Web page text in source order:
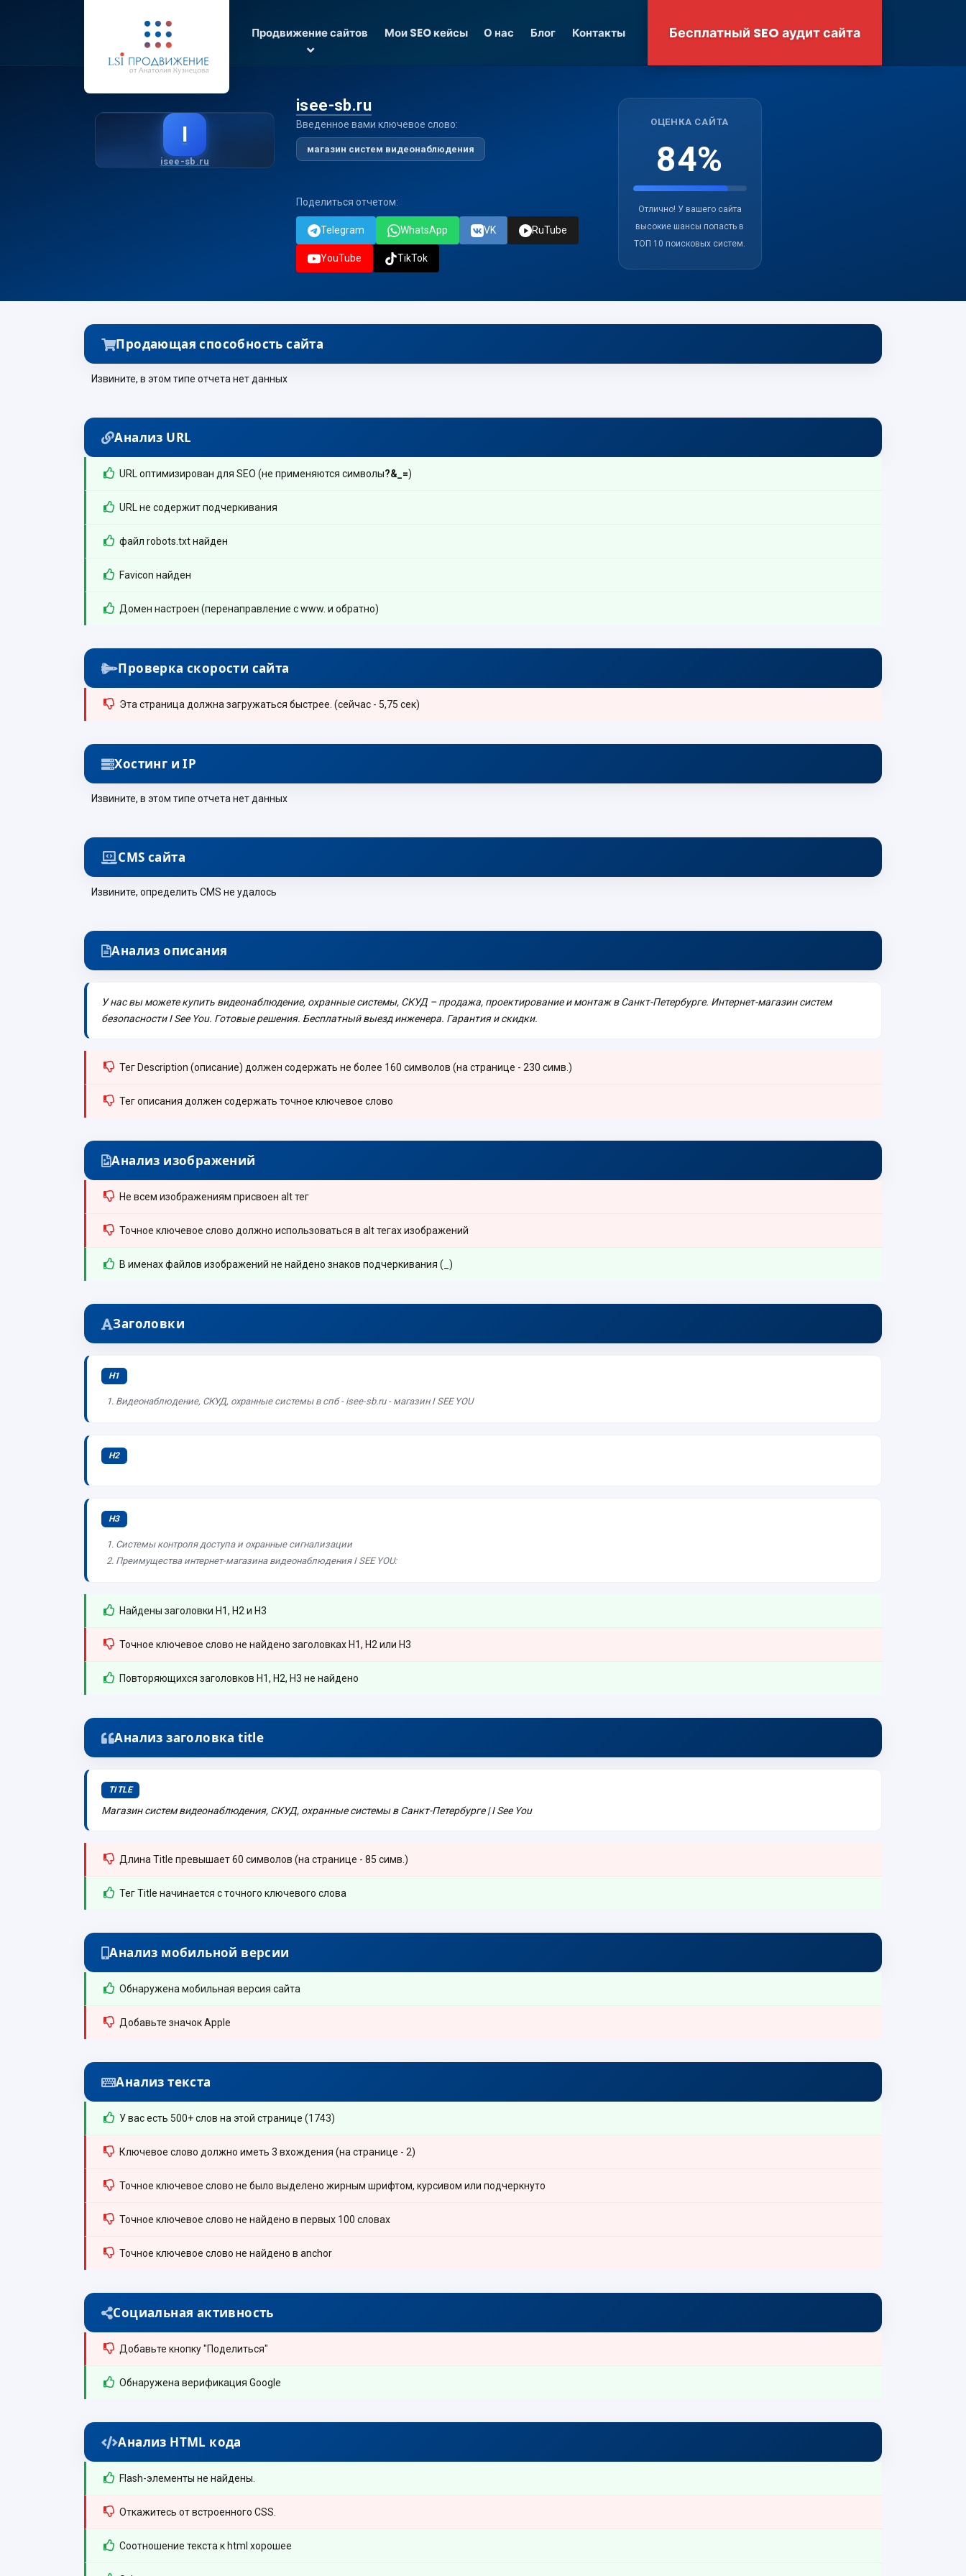
Продвижение сайтов Мои SEO кейсы О нас Блог Контакты Бесплатный SEO аудит сайта
I
isee-sb.ru
isee-sb.ru
Введенное вами ключевое слово:
магазин систем видеонаблюдения
Поделиться отчетом:
Telegram WhatsApp VK RuTube
YouTube TikTok
ОЦЕНКА САЙТА
84%
Отлично! У вашего сайта
высокие шансы попасть в
ТОП 10 поисковых систем.
Продающая способность сайта
Извините, в этом типе отчета нет данных
Анализ URL
URL оптимизирован для SEO (не применяются символы?&_=)
URL не содержит подчеркивания
файл robots.txt найден
Favicon найден
Домен настроен (перенаправление с www. и обратно)
Проверка скорости сайта
Эта страница должна загружаться быстрее. (сейчас - 5,75 сек)
Хостинг и IP
Извините, в этом типе отчета нет данных
CMS сайта
Извините, определить CMS не удалось
Анализ описания
У нас вы можете купить видеонаблюдение, охранные системы, СКУД – продажа, проектирование и монтаж в Санкт-Петербурге. Интернет-магазин систем
безопасности I See You. Готовые решения. Бесплатный выезд инженера. Гарантия и скидки.
Тег Description (описание) должен содержать не более 160 символов (на странице - 230 симв.)
Тег описания должен содержать точное ключевое слово
Анализ изображений
Не всем изображениям присвоен alt тег
Точное ключевое слово должно использоваться в alt тегах изображений
В именах файлов изображений не найдено знаков подчеркивания (_)
Заголовки
H1
Видеонаблюдение, СКУД, охранные системы в спб - isee-sb.ru - магазин I SEE YOU
H2
H3
Системы контроля доступа и охранные сигнализации
Преимущества интернет-магазина видеонаблюдения I SEE YOU:
Найдены заголовки H1, H2 и H3
Точное ключевое слово не найдено заголовках H1, H2 или H3
Повторяющихся заголовков H1, H2, H3 не найдено
Анализ заголовка title
TITLE
Магазин систем видеонаблюдения, СКУД, охранные системы в Санкт-Петербурге | I See You
Длина Title превышает 60 символов (на странице - 85 симв.)
Тег Title начинается с точного ключевого слова
Анализ мобильной версии
Обнаружена мобильная версия сайта
Добавьте значок Apple
Анализ текста
У вас есть 500+ слов на этой странице (1743)
Ключевое слово должно иметь 3 вхождения (на странице - 2)
Точное ключевое слово не было выделено жирным шрифтом, курсивом или подчеркнуто
Точное ключевое слово не найдено в первых 100 словах
Точное ключевое слово не найдено в anchor
Социальная активность
Добавьте кнопку "Поделиться"
Обнаружена верификация Google
Анализ HTML кода
Flash-элементы не найдены.
Откажитесь от встроенного CSS.
Соотношение текста к html хорошее